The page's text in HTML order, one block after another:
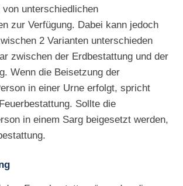
unterschiedlichen
zur Verfügung. Dabei kann jedoch
2 Varianten unterschieden
zwischen der Erdbestattung und der
Wenn die Beisetzung der
in einer Urne erfolgt, spricht
Sollte die
in einem Sarg beigesetzt werden,